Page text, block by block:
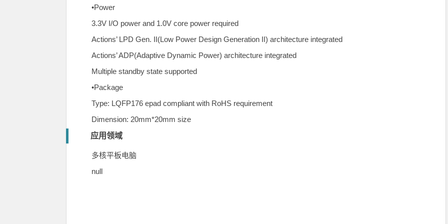
•Power
3.3V I/O power and 1.0V core power required
Actions’ LPD Gen. II(Low Power Design Generation II) architecture integrated
Actions’ ADP(Adaptive Dynamic Power) architecture integrated
Multiple standby state supported
•Package
Type: LQFP176 epad compliant with RoHS requirement
Dimension: 20mm*20mm size
应用领域
多核平板电脑
null